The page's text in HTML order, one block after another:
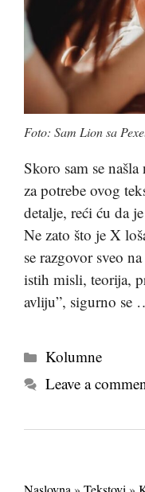
Foto: Sam Lion sa
Skoro sam se
za potrebe ovog
detalje, reći ću da
Ne zato što je X
se razgovor sveo
istih misli, teorija,
avliju”, sigurno se
Kategorije
Kolumne
Leave a